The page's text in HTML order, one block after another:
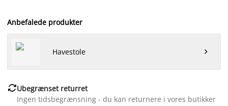
Anbefalede produkter
Havestole 
Ubegrænset returret
Ingen tidsbegrænsning - du kan returnere i vores butikker